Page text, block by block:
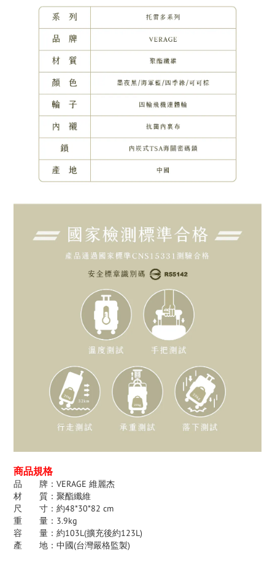
商品規格
品 牌：VERAGE 維麗杰
材 質：聚酯纖維
尺 寸：約48*30*82 cm
重 量：3.9kg
容 量：約103L(擴充後約123L)
產 地：中國(台灣嚴格監製)